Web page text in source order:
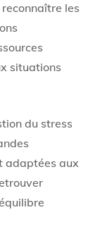
les
situations
du stress
adaptées aux